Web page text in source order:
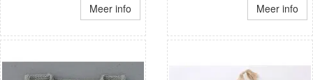
Meer info Meer info